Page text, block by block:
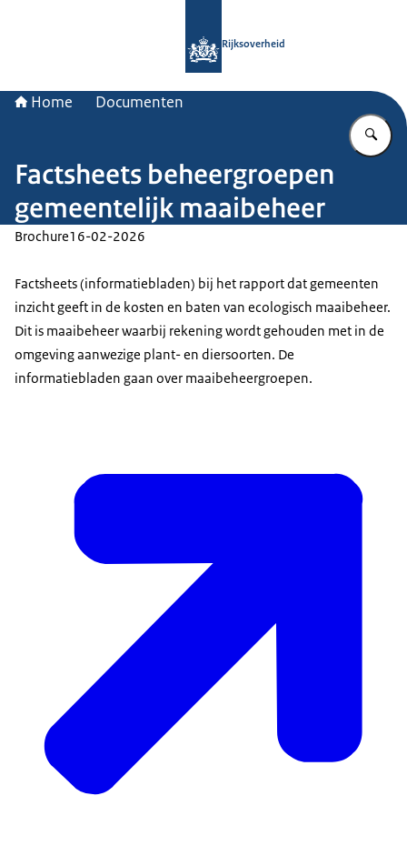
Rijksoverheid
Home Documenten
Factsheets beheergroepen
gemeentelijk maaibeheer
Brochure16-02-2026
Factsheets (informatiebladen) bij het rapport dat gemeenten
inzicht geeft in de kosten en baten van ecologisch maaibeheer.
Dit is maaibeheer waarbij rekening wordt gehouden met in de
omgeving aanwezige plant- en diersoorten. De
informatiebladen gaan over maaibeheergroepen.